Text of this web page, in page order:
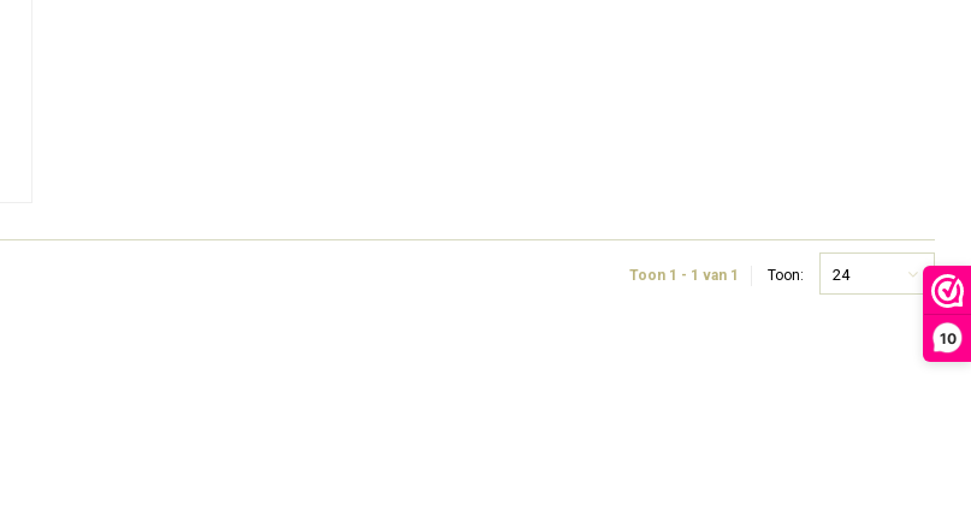
10
Toon 1 - 1 van 1 Toon: 24